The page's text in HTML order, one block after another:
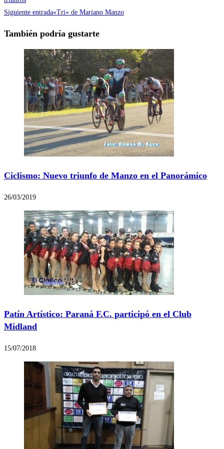
Siguiente entrada«Tri» de Mariano Manzo
También podría gustarte
Ciclismo: Nuevo triunfo de Manzo en el Panorámico
26/03/2019
Patín Artístico: Paraná F.C. participó en el Club
Midland
15/07/2018